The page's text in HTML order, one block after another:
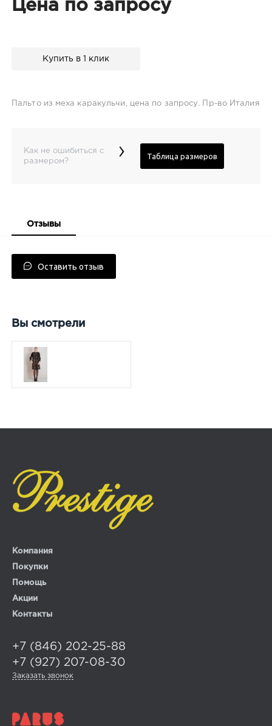
Цена по запросу
Купить в 1 клик
Пальто из меха каракульчи, цена по запросу. Пр-во Италия
Как не ошибиться с
размером?
› Таблица размеров
Отзывы
Оставить отзыв
Вы смотрели
Компания
Покупки
Помощь
Акции
Контакты
+7 (846) 202-25-88
+7 (927) 207-08-30
Заказать звонок